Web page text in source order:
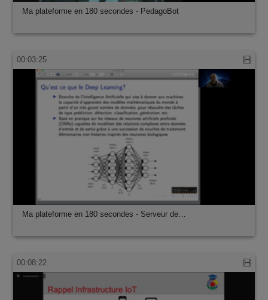
Ma plateforme en 180 secondes - PedagoBot
00:03:25
Ma plateforme en 180 secondes - Serveur de…
00:08:22